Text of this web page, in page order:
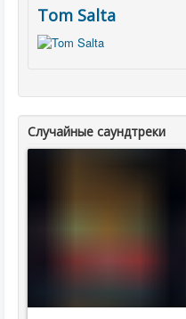
Tom Salta
Случайные саундтреки